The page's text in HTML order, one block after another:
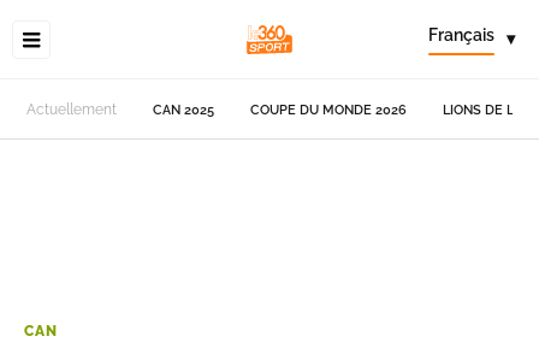
Français ▾
Actuellement CAN 2025 COUPE DU MONDE 2026 LIONS DE
CAN